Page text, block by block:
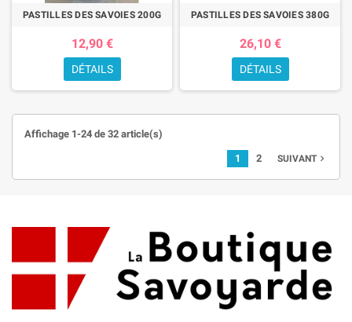
PASTILLES DES SAVOIES 200G
12,90 €
DÉTAILS
PASTILLES DES SAVOIES 380G
26,10 €
DÉTAILS
Affichage 1-24 de 32 article(s)
1 2 SUIVANT